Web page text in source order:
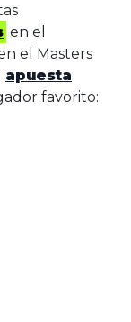
en el
el Masters
apuesta
favorito: